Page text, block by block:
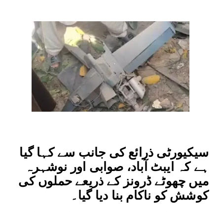
سیکیورٹی ذرائع کی جانب سے کہا گیا
ہے کہ ایبٹ آباد، صوابی اور نوشہرہ
میں چھوٹے ڈرونز کے ذریعے حملوں کی
کوشش کو ناکام بنا دیا گیا۔